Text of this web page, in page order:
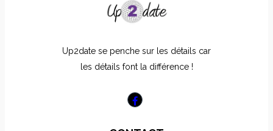
Up2date se penche sur les détails car
les détails font la différence !